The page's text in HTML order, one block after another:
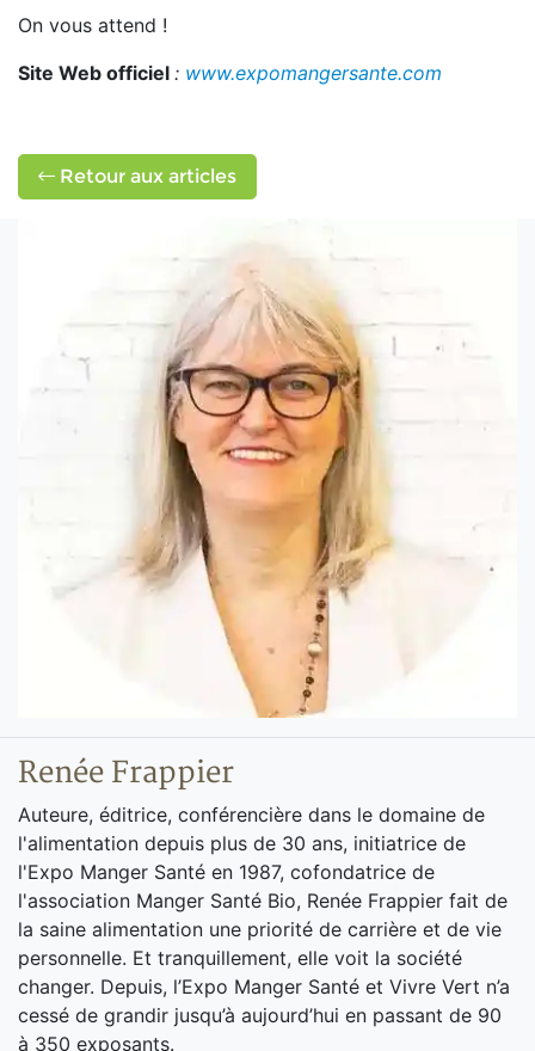
On vous attend !
Site Web officiel : www.expomangersante.com
Retour aux articles
Renée Frappier
Auteure, éditrice, conférencière dans le domaine de
l'alimentation depuis plus de 30 ans, initiatrice de
l'Expo Manger Santé en 1987, cofondatrice de
l'association Manger Santé Bio, Renée Frappier fait de
la saine alimentation une priorité de carrière et de vie
personnelle. Et tranquillement, elle voit la société
changer. Depuis, l’Expo Manger Santé et Vivre Vert n’a
cessé de grandir jusqu’à aujourd’hui en passant de 90
à 350 exposants.